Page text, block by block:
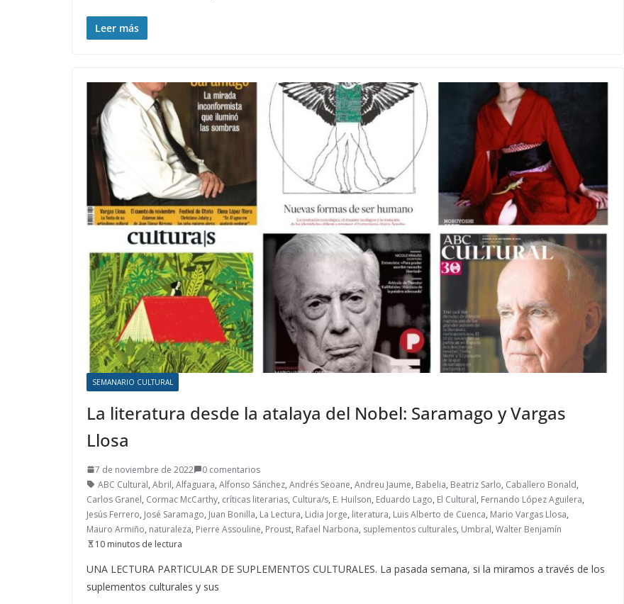
Leer más
SEMANARIO CULTURAL
La literatura desde la atalaya del Nobel: Saramago y Vargas
Llosa
7 de noviembre de 2022
0 comentarios
ABC Cultural, Abril, Alfaguara, Alfonso Sánchez, Andrés Seoane, Andreu Jaume, Babelia, Beatriz Sarlo, Caballero Bonald,
Carlos Granel, Cormac McCarthy, críticas literarias, Cultura/s, E. Huilson, Eduardo Lago, El Cultural, Fernando López Aguilera,
Jesús Ferrero, José Saramago, Juan Bonilla, La Lectura, Lidia Jorge, literatura, Luis Alberto de Cuenca, Mario Vargas Llosa,
Mauro Armiño, naturaleza, Pierre Assouline, Proust, Rafael Narbona, suplementos culturales, Umbral, Walter Benjamín
10 minutos de lectura
UNA LECTURA PARTICULAR DE SUPLEMENTOS CULTURALES. La pasada semana, si la miramos a través de los
suplementos culturales y sus